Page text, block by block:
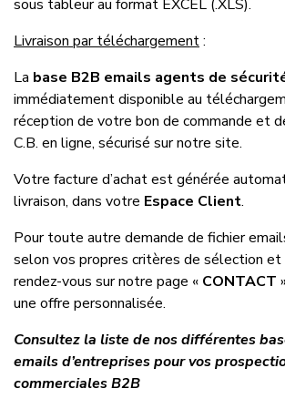
sous tableur au format EXCEL (.XLS).
Livraison par téléchargement:
La base B2B emails agents de
immédiatement disponible au
réception de votre bon de commande et
C.B. en ligne, sécurisé sur notre site.
Votre facture d’achat est générée
livraison, dans votre Espace Client.
Pour toute autre demande de fichier
selon vos propres critères de sélection
rendez-vous sur notre page « CONTACT
une offre personnalisée.
Consultez la liste de nos différentes
emails d’entreprises pour vos
commerciales B2B